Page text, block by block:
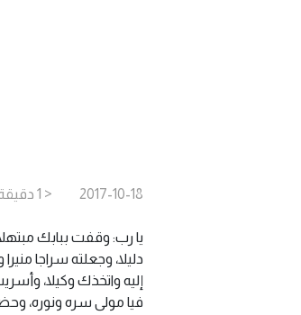
2017-10-18
< 1
يا رب: وقفت ببابك
دليلا، وجعلته سراجا
إليه واتخذك وكيلا،
فيا مولى سره ونوره،